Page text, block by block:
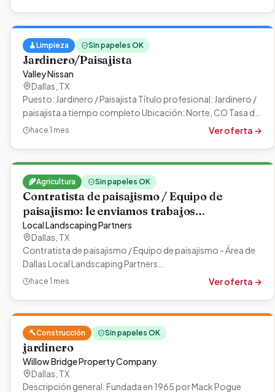
🧹Limpieza Sin papeles OK
Jardinero/Paisajista
Valley Nissan
Dallas TX
Puesto: Jardinero / Paisajista Título profesional: Jardinero /
paisajista a tiempo completo Ubicación: Norte, CO Tasa de
pago: Depende de…
hace 1 mes Ver oferta →
🌾Agricultura Sin papeles OK
Contratista de paisajismo / Equipo de
paisajismo: le enviamos trabajos
remunerados (área de Dallas)
Local Landscaping Partners
Dallas TX
Contratista de paisajismo / Equipo de paisajismo - Área de
Dallas Local Landscaping Partners
(LocalLandscapingPartners.com) está ampliando…
hace 1 mes Ver oferta →
🔨Construcción Sin papeles OK
jardinero
Willow Bridge Property Company
Dallas TX
Descripción general: Fundada en 1965 por Mack Pogue